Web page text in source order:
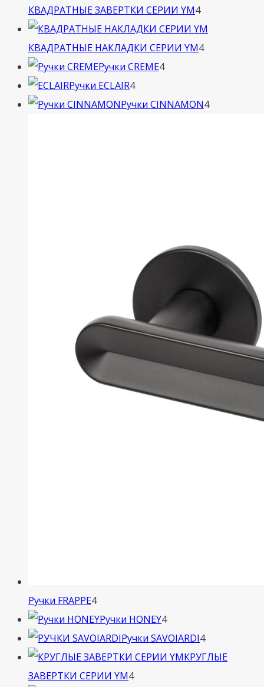
КВАДРАТНЫЕ ЗАВЕРТКИ СЕРИИ YM44
товара
КВАДРАТНЫЕ НАКЛАДКИ СЕРИИ YM44
Ручки CREME44
Ручки ECLAIR44
товара
Ручки CINNAMON44
Ручки FRAPPE44
товара
Ручки HONEY44
товара
Ручки SAVOIARDI44
товара
КРУГЛЫЕ
ЗАВЕРТКИ СЕРИИ YM44